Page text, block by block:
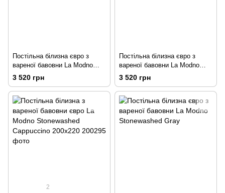
Постільна білизна євро з
вареної бавовни La Modno
Stonewashed Beige
3 520 грн
Постільна білизна євро з
вареної бавовни La Modno
Stonewashed Blue
3 520 грн
2